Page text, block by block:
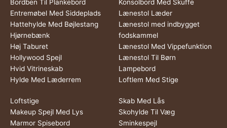
Bordben Til Plankebord
Entremøbel Med Siddeplads
Hattehylde Med Bøjlestang
Hjørnebænk
Høj Taburet
Hollywood Spejl
Hvid Vitrineskab
Hylde Med Læderrem
Konsolbord Med Skuffe
Lænestol Læder
Lænestol med indbygget
fodskammel
Lænestol Med Vippefunktion
Lænestol Til Børn
Lampebord
Loftlem Med Stige
Loftstige
Makeup Spejl Med Lys
Marmor Spisebord
Skab Med Lås
Skohylde Til Væg
Sminkespejl